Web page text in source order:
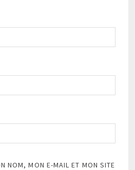
NOM, MON E-MAIL ET MON SITE